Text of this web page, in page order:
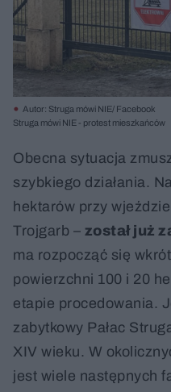
Autor: Struga mówi NIE/ Facebook
Struga mówi NIE - protest mieszkańców
Obecna sytuacja
szybkiego działania.
hektarów przy
Trojgarb – został już
ma rozpocząć się
powierzchni 100 i 20
etapie procedowania.
zabytkowy Pałac
XIV wieku. W
jest wiele następnych